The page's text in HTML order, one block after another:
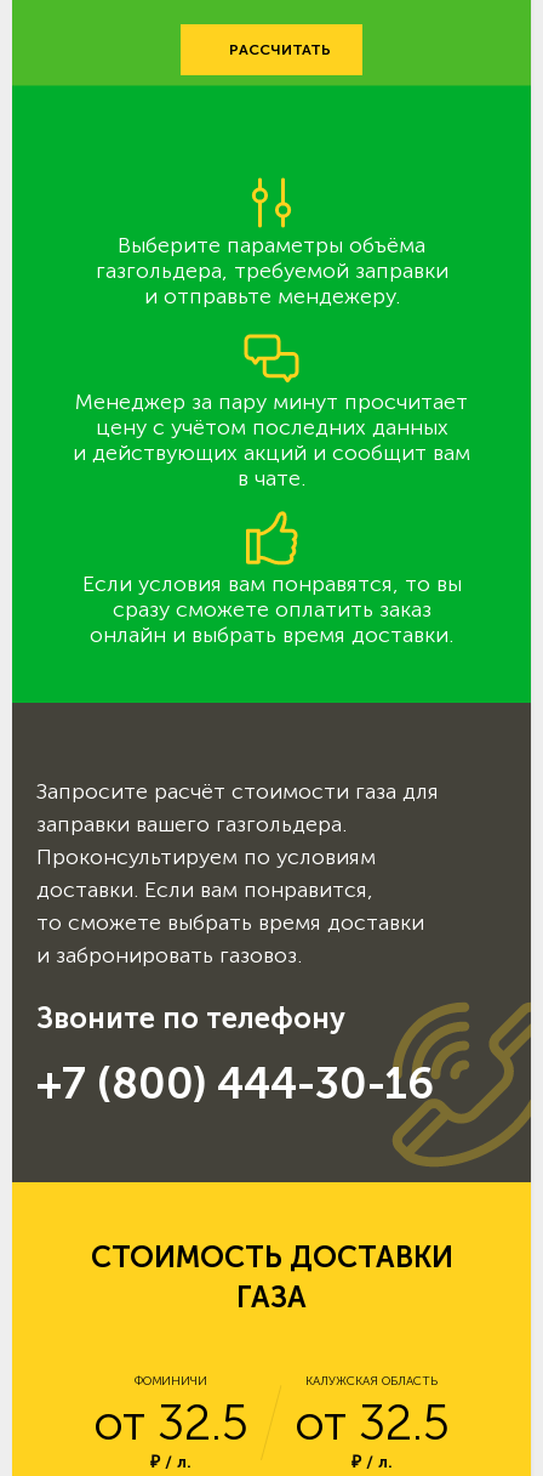
РАССЧИТАТЬ
Выберите параметры объёма
газгольдера, требуемой заправки
и отправьте мендежеру.
Менеджер за пару минут просчитает
цену с учётом последних данных
и действующих акций и сообщит вам
в чате.
Если условия вам понравятся, то вы
сразу сможете оплатить заказ
онлайн и выбрать время доставки.
Запросите расчёт стоимости газа для
заправки вашего газгольдера.
Проконсультируем по условиям
доставки. Если вам понравится,
то сможете выбрать время доставки
и забронировать газовоз.
Звоните по телефону
+7 (800) 444-30-16
СТОИМОСТЬ ДОСТАВКИ
ГАЗА
ФОМИНИЧИ
от 32.5
₽ / л.
КАЛУЖСКАЯ ОБЛАСТЬ
от 32.5
₽ / л.